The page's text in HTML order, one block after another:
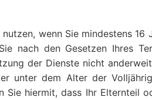
wenn Sie mindestens
nach den Gesetzen Ihres
der Dienste nicht
unter dem Alter der
Sie hiermit, dass Ihr Elternteil